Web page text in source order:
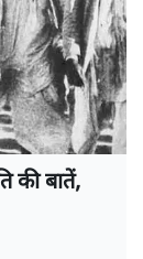
की बातें,